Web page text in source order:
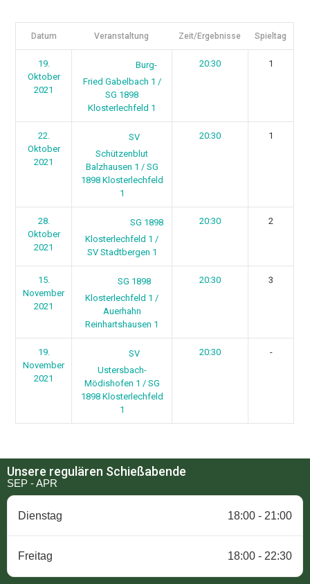
Datum Veranstaltung Zeit/Ergebnisse Spieltag
19.
Oktober
2021
Burg-
Fried Gabelbach 1 /
SG 1898
Klosterlechfeld 1
20:30 1
22.
Oktober
2021
SV
Schützenblut
Balzhausen 1 / SG
1898 Klosterlechfeld
1
20:30 1
28.
Oktober
2021
SG 1898
Klosterlechfeld 1 /
SV Stadtbergen 1
20:30 2
15.
November
2021
SG 1898
Klosterlechfeld 1 /
Auerhahn
Reinhartshausen 1
20:30 3
19.
November
2021
SV
Ustersbach-
Mödishofen 1 / SG
1898 Klosterlechfeld
1
20:30 -
Unsere regulären Schießabende
SEP - APR
Dienstag 18:00 - 21:00
Freitag 18:00 - 22:30